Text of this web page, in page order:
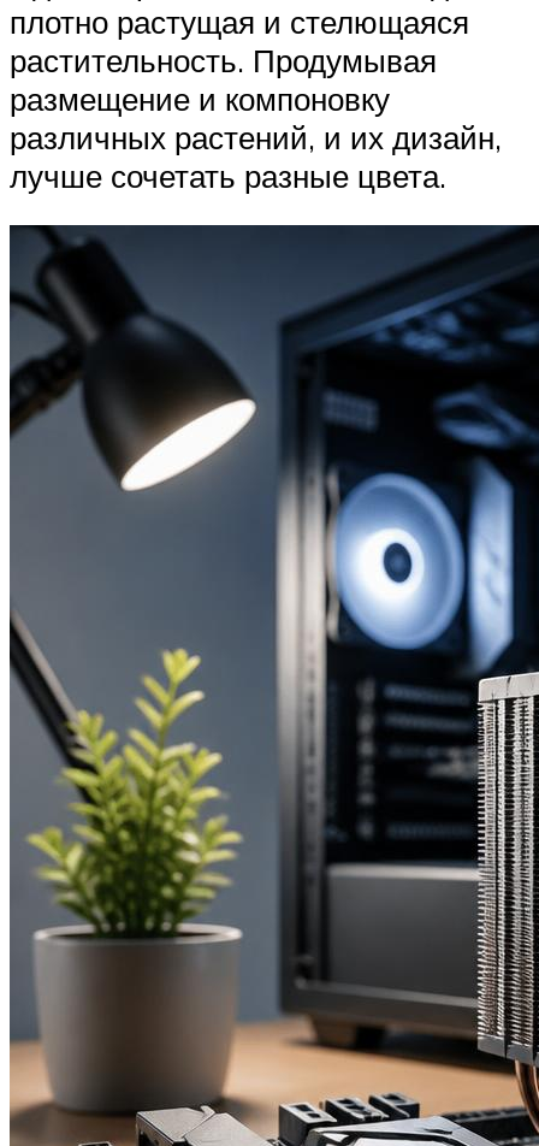
плотно растущая и стелющаяся
растительность. Продумывая
размещение и компоновку
различных растений, и их дизайн,
лучше сочетать разные цвета.